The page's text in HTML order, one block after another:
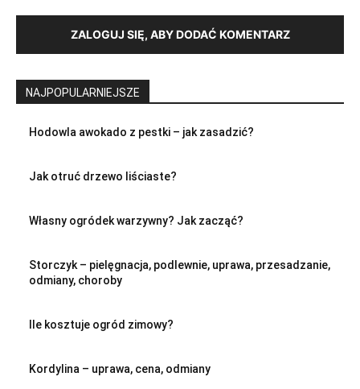
ZALOGUJ SIĘ, ABY DODAĆ KOMENTARZ
NAJPOPULARNIEJSZE
Hodowla awokado z pestki – jak zasadzić?
Jak otruć drzewo liściaste?
Własny ogródek warzywny? Jak zacząć?
Storczyk – pielęgnacja, podlewnie, uprawa, przesadzanie,
odmiany, choroby
Ile kosztuje ogród zimowy?
Kordylina – uprawa, cena, odmiany